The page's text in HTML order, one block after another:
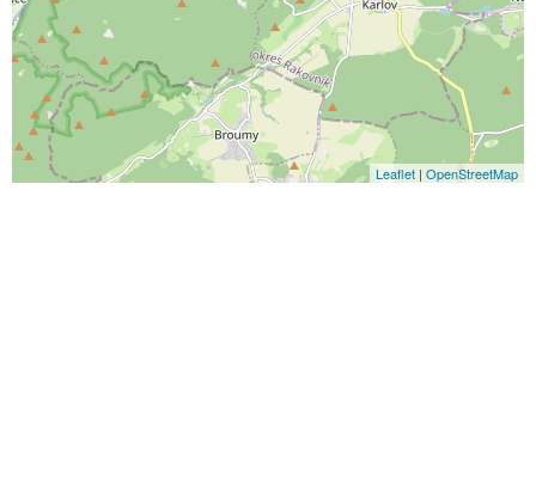
Leaflet | OpenStreetMap